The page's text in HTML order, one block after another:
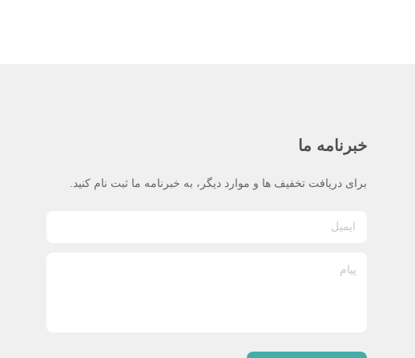
خبرنامه ما
برای دریافت تخفیف ها و موارد دیگر، به خبرنامه ما ثبت نام کنید.